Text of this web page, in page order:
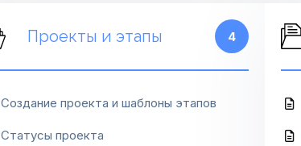
Проекты и этапы 4
Создание проекта и шаблоны этапов
Статусы проекта